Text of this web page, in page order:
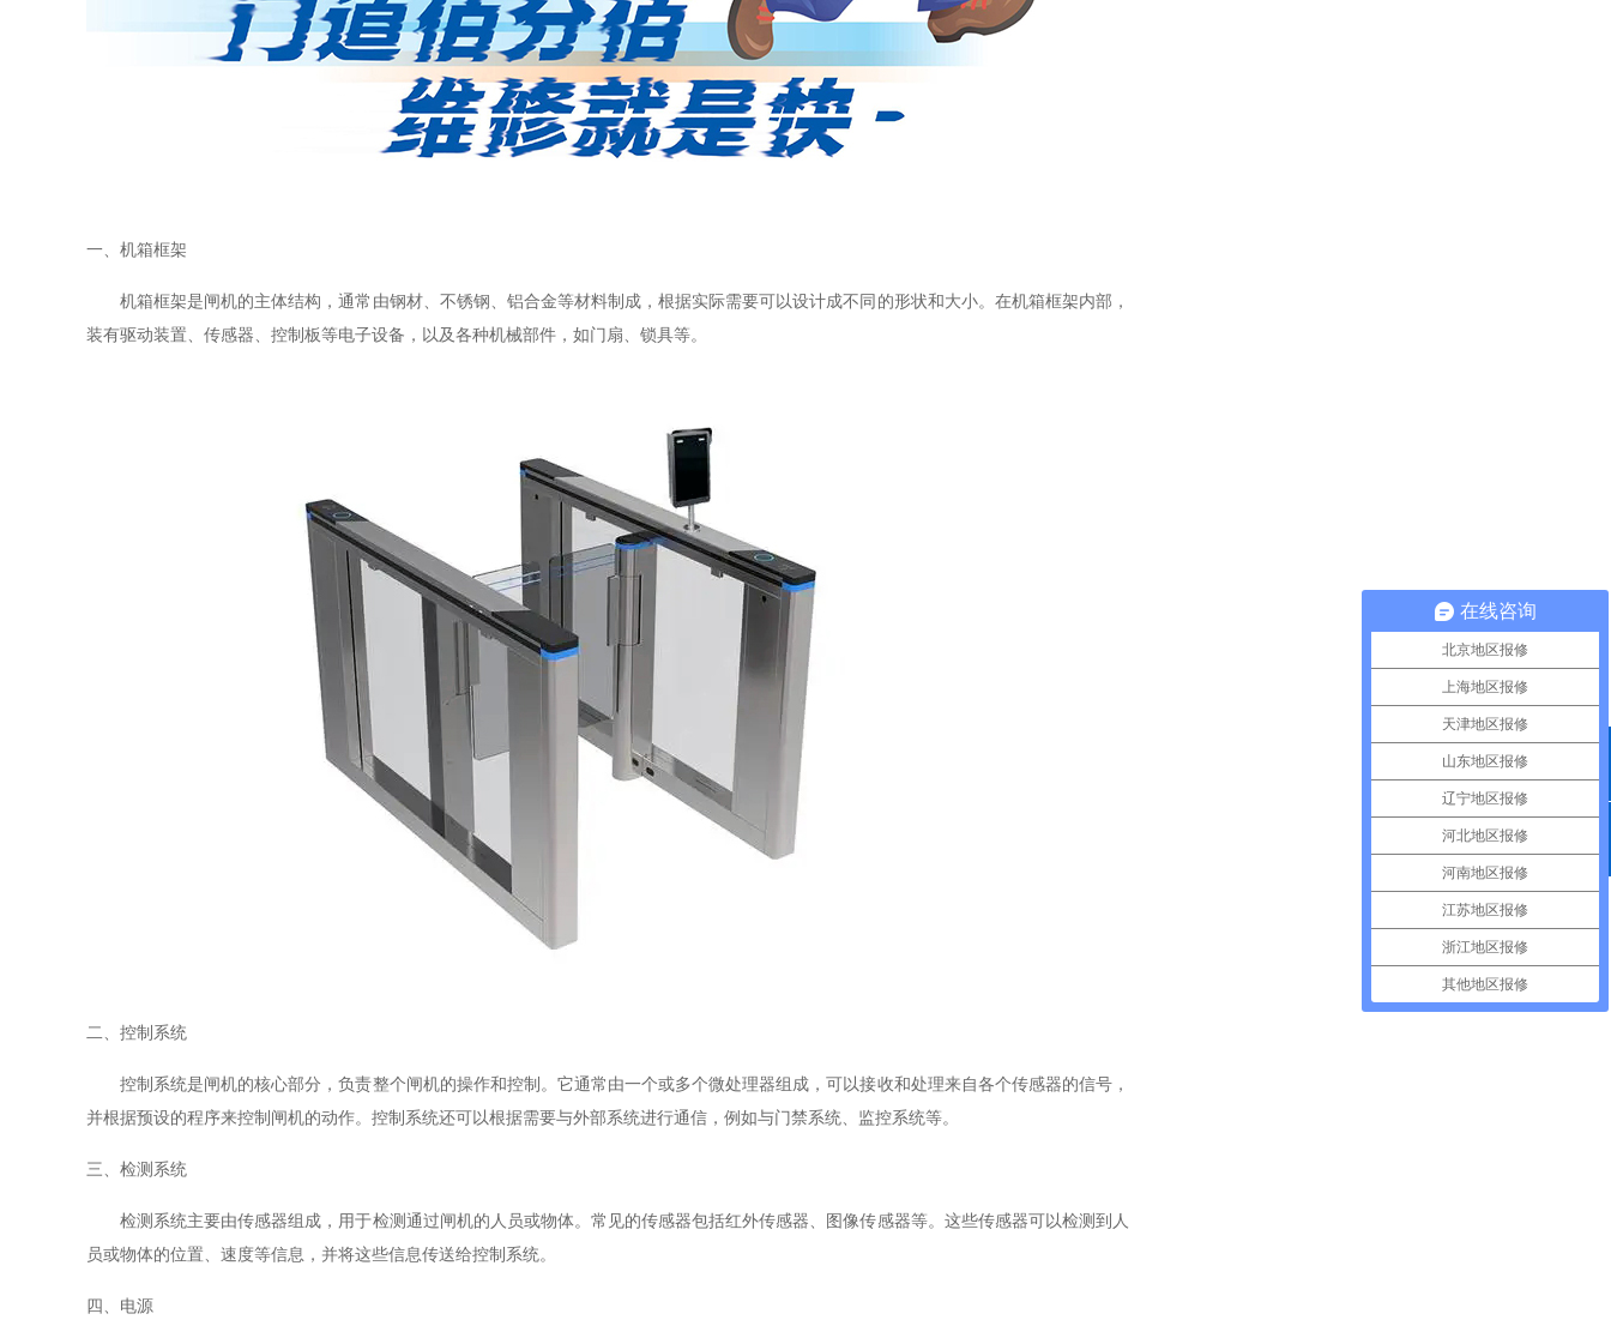
一、机箱框架
机箱框架是闸机的主体结构，通常由钢材、不锈钢、铝合金等材料制成，根据实际需要可以设计成不同的形状和大小。在机箱框架内部，
装有驱动装置、传感器、控制板等电子设备，以及各种机械部件，如门扇、锁具等。
二、控制系统
控制系统是闸机的核心部分，负责整个闸机的操作和控制。它通常由一个或多个微处理器组成，可以接收和处理来自各个传感器的信号，
并根据预设的程序来控制闸机的动作。控制系统还可以根据需要与外部系统进行通信，例如与门禁系统、监控系统等。
三、检测系统
检测系统主要由传感器组成，用于检测通过闸机的人员或物体。常见的传感器包括红外传感器、图像传感器等。这些传感器可以检测到人
员或物体的位置、速度等信息，并将这些信息传送给控制系统。
四、电源
QQ咨询
400电话
在线咨询
北京地区报修
上海地区报修
天津地区报修
山东地区报修
辽宁地区报修
河北地区报修
河南地区报修
江苏地区报修
浙江地区报修
其他地区报修